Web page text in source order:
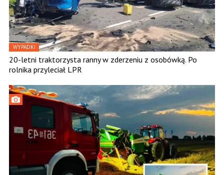
WYPADKI
20-letni traktorzysta ranny w zderzeniu z osobówką. Po
rolnika przyleciał LPR